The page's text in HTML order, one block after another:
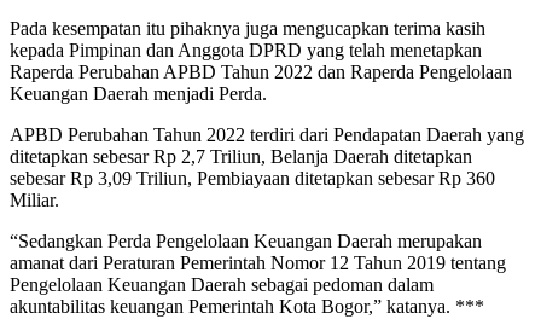
Pada kesempatan itu pihaknya juga mengucapkan terima kasih
kepada Pimpinan dan Anggota DPRD yang telah menetapkan
Raperda Perubahan APBD Tahun 2022 dan Raperda Pengelolaan
Keuangan Daerah menjadi Perda.
APBD Perubahan Tahun 2022 terdiri dari Pendapatan Daerah yang
ditetapkan sebesar Rp 2,7 Triliun, Belanja Daerah ditetapkan
sebesar Rp 3,09 Triliun, Pembiayaan ditetapkan sebesar Rp 360
Miliar.
“Sedangkan Perda Pengelolaan Keuangan Daerah merupakan
amanat dari Peraturan Pemerintah Nomor 12 Tahun 2019 tentang
Pengelolaan Keuangan Daerah sebagai pedoman dalam
akuntabilitas keuangan Pemerintah Kota Bogor,” katanya. ***